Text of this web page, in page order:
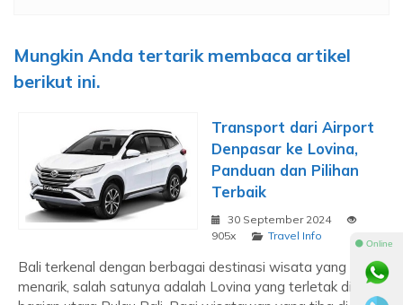
Mungkin Anda tertarik membaca artikel
berikut ini.
Transport dari Airport
Denpasar ke Lovina,
Panduan dan Pilihan
Terbaik
30 September 2024
905x
Travel Info
Bali terkenal dengan berbagai destinasi wisata yang
menarik, salah satunya adalah Lovina yang terletak di
⚫ Online